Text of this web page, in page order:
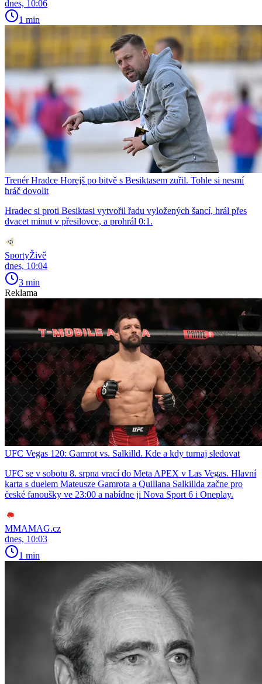
dnes, 10:06
1 min
Trenér Hradce Horejš po bitvě s Besiktasem zuřil. Tohle si nesmí
hráč dovolit
Hradec si proti Besiktasi vytvořil řadu vyložených šancí, hrál přes
dvacet minut v přesilovce, a prohrál 0:1.
SportyŽivě
dnes, 10:04
3 min
Reklama
UFC Vegas 120: Gamrot vs. Salkilld. Kde a kdy turnaj sledovat
UFC se v sobotu 8. srpna vrací do Meta APEX v Las Vegas. Hlavní
karta s duelem Mateusze Gamrota a Quillana Salkillda začne pro
české fanoušky ve 23:00 a nabídne ji Nova Sport 6 i Oneplay.
MMAMAG.cz
dnes, 10:03
1 min